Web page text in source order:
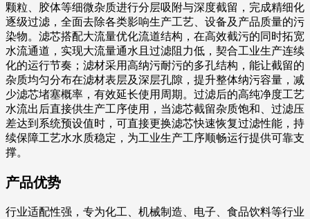
颗粒、胶体等细微杂质进行分层吸附与深度截留，完成精细化
逐级过滤，全面去除各类影响生产工艺、设备及产品质量的污
染物。滤芯搭配大流量优化流道结构，在高效截污的同时拓宽
水流通道，实现大流量通水且过滤阻力低，契合工业生产连续
化的运行节奏；滤材采用高纳污耐污的多孔结构，能让截留的
杂质均匀分布在滤材表层及深层孔隙，提升整体纳污容量，减
少滤芯堵塞概率，有效延长使用周期。过滤后的高纯净度工艺
水流出后直接供生产工序使用，当滤芯截留杂质饱和、过滤压
差达到系统预设值时，可直接更换滤芯快速恢复过滤性能，持
续保障工艺水水质稳定，为工业生产工序顺畅运行提供可靠支
撑。
产品优势
行业适配性强，专为化工、机械制造、电子、食品饮料等行业